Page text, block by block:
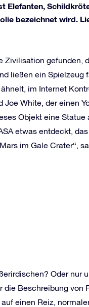
Elefanten,
bezeichnet wird.
Zivilisation gefunden,
ließen ein Spielzeug
im Internet
White, der einen
Objekt eine Statue
etwas entdeckt,
im Gale Crater“,
Oder nur
die Beschreibung von
einen Reiz,